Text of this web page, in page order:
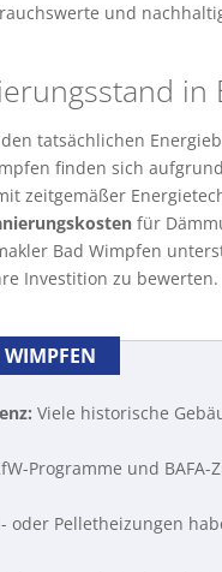
und
in
tatsächlichen
finden sich
zeitgemäßer
für
Bad Wimpfen
Investition zu bewerten.
Viele historische
Programme und
oder Pelletheizungen